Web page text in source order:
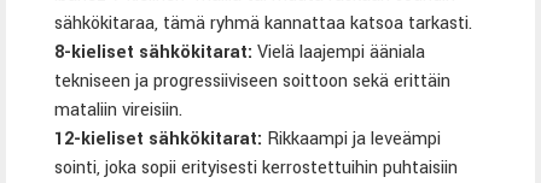
sähkökitaraa, tämä ryhmä kannattaa katsoa tarkasti.
8-kieliset sähkökitarat: Vielä laajempi ääniala
tekniseen ja progressiiviseen soittoon sekä erittäin
mataliin vireisiin.
12-kieliset sähkökitarat: Rikkaampi ja leveämpi
sointi, joka sopii erityisesti kerrostettuihin puhtaisiin